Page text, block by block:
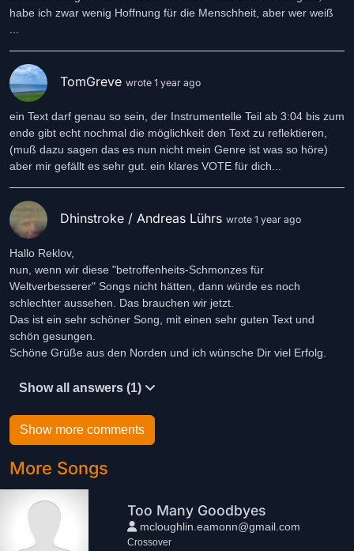
Und Hochmut wich
Öffnet eure Herzen
Öffnet eure Hände
Legt die Waffen nieder
Macht dem Krieg ein Ende
Lasst es Liebe regnen
Damit die Welt sich weiterdreht
Von Hirn und Herz
Hat uns heimgeführt
Ins neue Paradies
So wird es sein
So wird es sein.
habe ich zwar wenig Hoffnung für die Menschheit, aber wer weiß
TomGreve wrote 1 year ago
ein Text darf genau so sein, der Instrumentelle Teil ab 3:04 bis zum
ende gibt echt nochmal die möglichkeit den Text zu reflektieren,
(muß dazu sagen das es nun nicht mein Genre ist was so höre)
aber mir gefällt es sehr gut. ein klares VOTE für dich...
Dhinstroke / Andreas Lührs wrote 1 year ago
Hallo Reklov,
nun, wenn wir diese "betroffenheits-Schmonzes für
Weltverbesserer" Songs nicht hätten, dann würde es noch
schlechter aussehen. Das brauchen wir jetzt.
Das ist ein sehr schöner Song, mit einen sehr guten Text und
schön gesungen.
Schöne Grüße aus den Norden und ich wünsche Dir viel Erfolg.
Show all answers (1)
Show more comments
More Songs
Too Many Goodbyes
mcloughlin.eamonn@gmail.com
Crossover